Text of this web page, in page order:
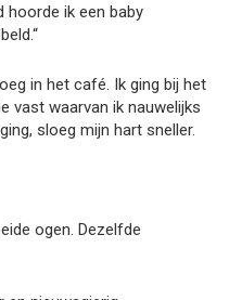
hoorde ik een baby
in het café. Ik ging bij het
vast waarvan ik nauwelijks
sloeg mijn hart sneller.
ogen. Dezelfde